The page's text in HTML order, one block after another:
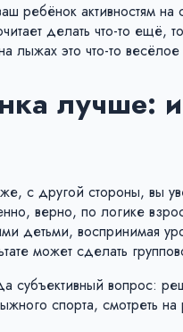
ребёнок активностям
делать что-то ещё,
лыжах это что-то
лучше:
с другой стороны, вы
верно, по логике
детьми, воспринимая
может сделать
субъективный вопрос:
спорта, смотреть